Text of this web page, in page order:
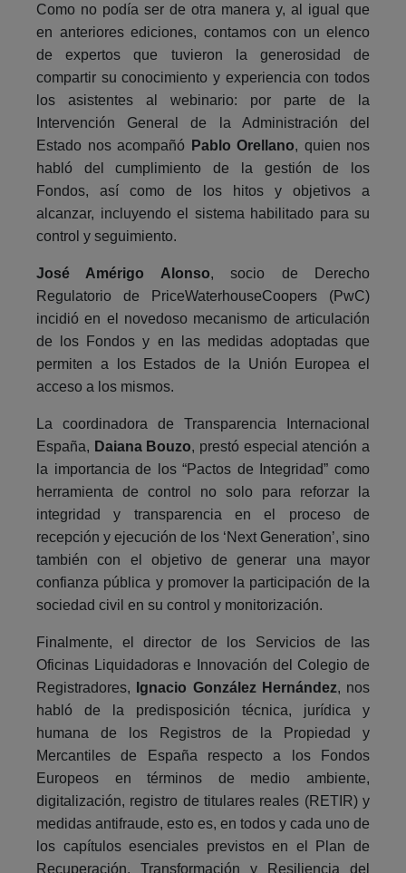
Como no podía ser de otra manera y, al igual que
en anteriores ediciones, contamos con un elenco
de expertos que tuvieron la generosidad de
compartir su conocimiento y experiencia con todos
los asistentes al webinario: por parte de la
Intervención General de la Administración del
Estado nos acompañó Pablo Orellano, quien nos
habló del cumplimiento de la gestión de los
Fondos, así como de los hitos y objetivos a
alcanzar, incluyendo el sistema habilitado para su
control y seguimiento.
José Amérigo Alonso, socio de Derecho
Regulatorio de PriceWaterhouseCoopers (PwC)
incidió en el novedoso mecanismo de articulación
de los Fondos y en las medidas adoptadas que
permiten a los Estados de la Unión Europea el
acceso a los mismos.
La coordinadora de Transparencia Internacional
España, Daiana Bouzo, prestó especial atención a
la importancia de los “Pactos de Integridad” como
herramienta de control no solo para reforzar la
integridad y transparencia en el proceso de
recepción y ejecución de los ‘Next Generation’, sino
también con el objetivo de generar una mayor
confianza pública y promover la participación de la
sociedad civil en su control y monitorización.
Finalmente, el director de los Servicios de las
Oficinas Liquidadoras e Innovación del Colegio de
Registradores,
Ignacio González Hernández, nos
habló de la predisposición técnica, jurídica y
humana de los Registros de la Propiedad y
Mercantiles de España respecto a los Fondos
Europeos en términos de medio ambiente,
digitalización, registro de titulares reales (RETIR) y
medidas antifraude, esto es, en todos y cada uno de
los capítulos esenciales previstos en el Plan de
Recuperación, Transformación y Resiliencia del